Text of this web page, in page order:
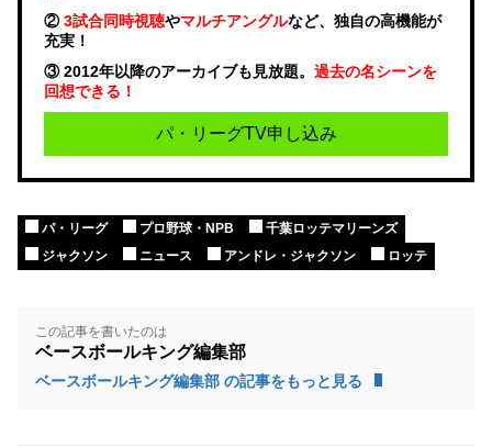
②3試合同時視聴やマルチアングルなど、独自の高機能が
充実！
③ 2012年以降のアーカイブも見放題。 過去の名シーンを
回想できる！
パ・リーグTV申し込み
パ・リーグ プロ野球・NPB
千葉ロッテマリーンズ
ジャクソン
ニュース アンドレ・ジャクソン ロッテ
この記事を書いたのは
ベースボールキング編集部
ベースボールキング編集部 の記事をもっと見る